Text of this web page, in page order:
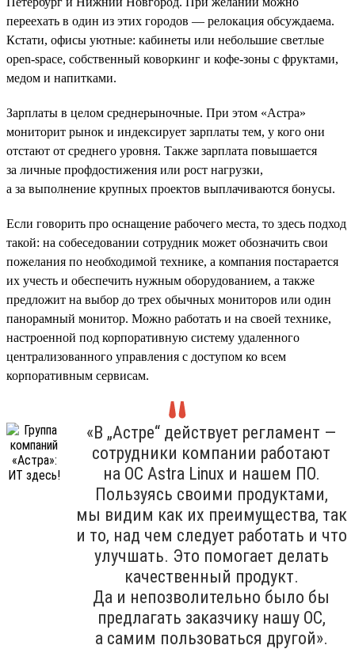
переехать в один из этих городов — релокация обсуждаема.
Кстати, офисы уютные: кабинеты или небольшие светлые
open-space, собственный коворкинг и кофе-зоны с фруктами,
медом и напитками.
Зарплаты в целом среднерыночные. При этом «Астра»
мониторит рынок и индексирует зарплаты тем, у кого они
отстают от среднего уровня. Также зарплата повышается
за личные профдостижения или рост нагрузки,
а за выполнение крупных проектов выплачиваются бонусы.
Если говорить про оснащение рабочего места, то здесь подход
такой: на собеседовании сотрудник может обозначить свои
пожелания по необходимой технике, а компания постарается
их учесть и обеспечить нужным оборудованием, а также
предложит на выбор до трех обычных мониторов или один
панорамный монитор. Можно работать и на своей технике,
настроенной под корпоративную систему удаленного
централизованного управления с доступом ко всем
корпоративным сервисам.
«В „Астре“ действует регламент —
сотрудники компании работают
на ОС Astra Linux и нашем ПО.
Пользуясь своими продуктами,
мы видим как их преимущества, так
и то, над чем следует работать и что
улучшать. Это помогает делать
качественный продукт.
Да и непозволительно было бы
предлагать заказчику нашу ОС,
а самим пользоваться другой».